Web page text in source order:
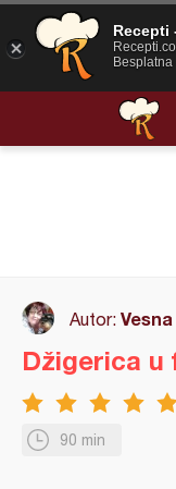
Autor:
90 min
Džigerica u
Recepti